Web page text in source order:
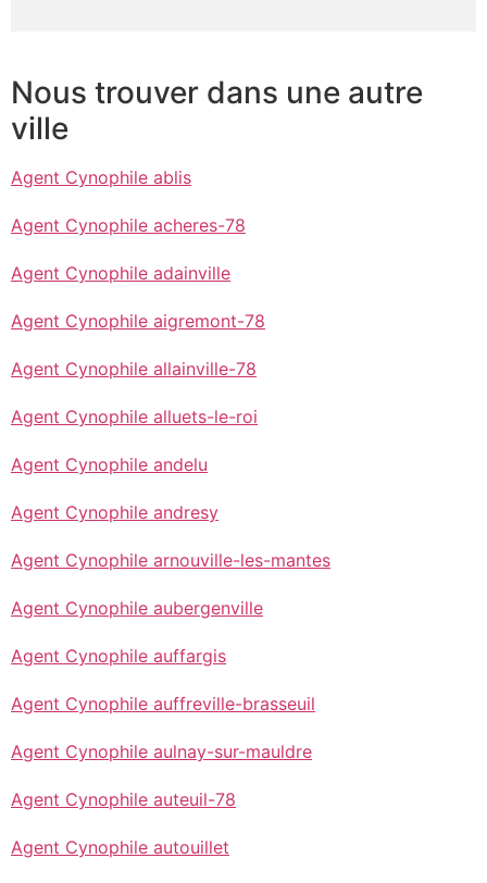
Nous trouver dans une autre
ville
Agent Cynophile ablis
Agent Cynophile acheres-78
Agent Cynophile adainville
Agent Cynophile aigremont-78
Agent Cynophile allainville-78
Agent Cynophile alluets-le-roi
Agent Cynophile andelu
Agent Cynophile andresy
Agent Cynophile arnouville-les-mantes
Agent Cynophile aubergenville
Agent Cynophile auffargis
Agent Cynophile auffreville-brasseuil
Agent Cynophile aulnay-sur-mauldre
Agent Cynophile auteuil-78
Agent Cynophile autouillet